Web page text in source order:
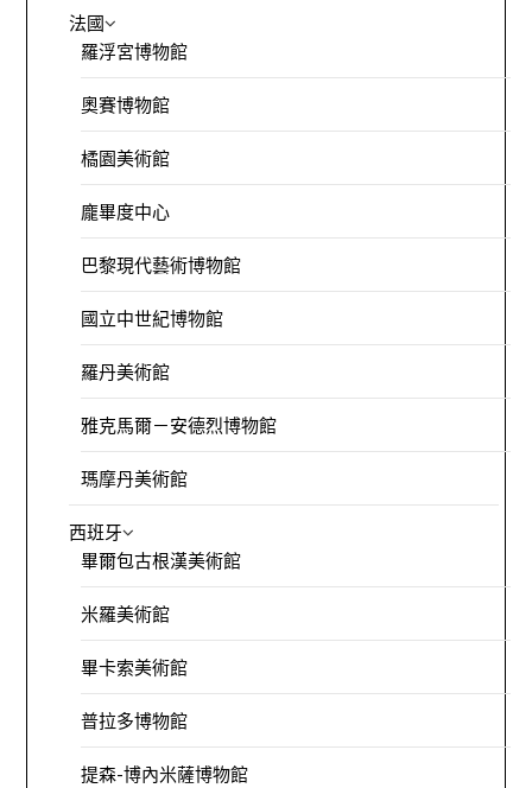
法國
羅浮宮博物館
奧賽博物館
橘園美術館
龐畢度中心
巴黎現代藝術博物館
國立中世紀博物館
羅丹美術館
雅克馬爾－安德烈博物館
瑪摩丹美術館
西班牙
畢爾包古根漢美術館
米羅美術館
畢卡索美術館
普拉多博物館
提森-博內米薩博物館